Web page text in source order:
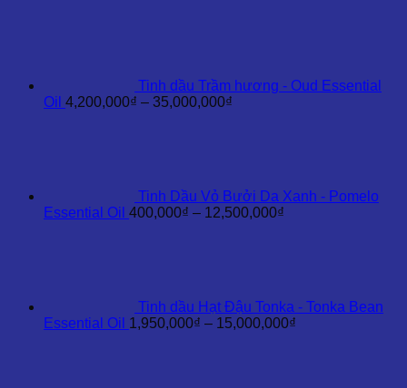
Tinh dầu Trầm hương - Oud Essential
Oil 4,200,000₫ – 35,000,000₫
Tinh Dầu Vỏ Bưởi Da Xanh - Pomelo
Essential Oil 400,000₫ – 12,500,000₫
Tinh dầu Hạt Đậu Tonka - Tonka Bean
Essential Oil 1,950,000₫ – 15,000,000₫